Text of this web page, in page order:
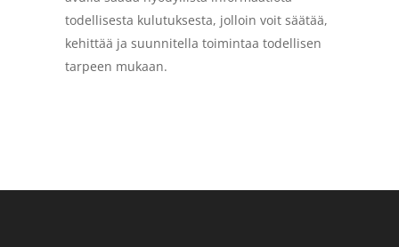
todellisesta kulutuksesta, jolloin voit säätää,
kehittää ja suunnitella toimintaa todellisen
tarpeen mukaan.